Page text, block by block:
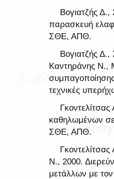
Βογιατζής
παρασκευή
ΣΘΕ, ΑΠΘ.
Βογιατζής
Καντηράνης Ν.,
τεχνικές
καθηλωμένων σε
ΣΘΕ, ΑΠΘ.
Ν., 2000.
μετάλλων με τον